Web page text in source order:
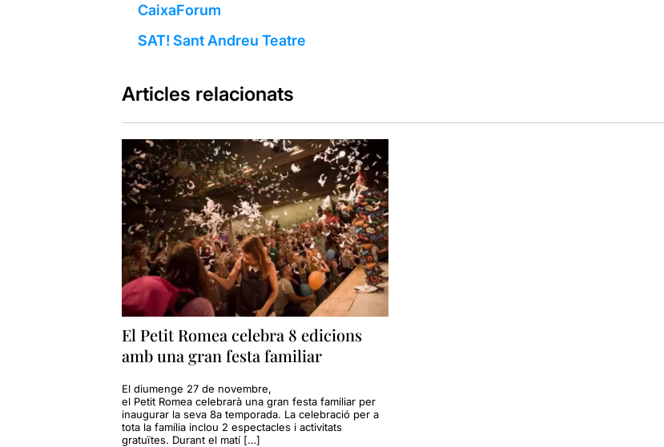
CaixaForum
SAT! Sant Andreu Teatre
Articles relacionats
El Petit Romea celebra 8 edicions
amb una gran festa familiar
El diumenge 27 de novembre,
el Petit Romea celebrarà una gran festa familiar per
inaugurar la seva 8a temporada. La celebració per a
tota la família inclou 2 espectacles i activitats
gratuïtes. Durant el matí […]